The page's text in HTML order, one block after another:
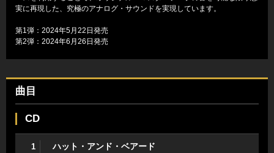
実に再現した、究極のアナログ・サウンドを実現しています。
第1弾：2024年5月22日発売
第2弾：2024年6月26日発売
曲目
CD
1 ハット・アンド・ベアード